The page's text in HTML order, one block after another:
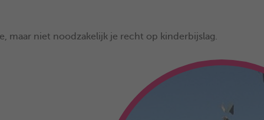
maar niet noodzakelijk je recht op kinderbijslag.